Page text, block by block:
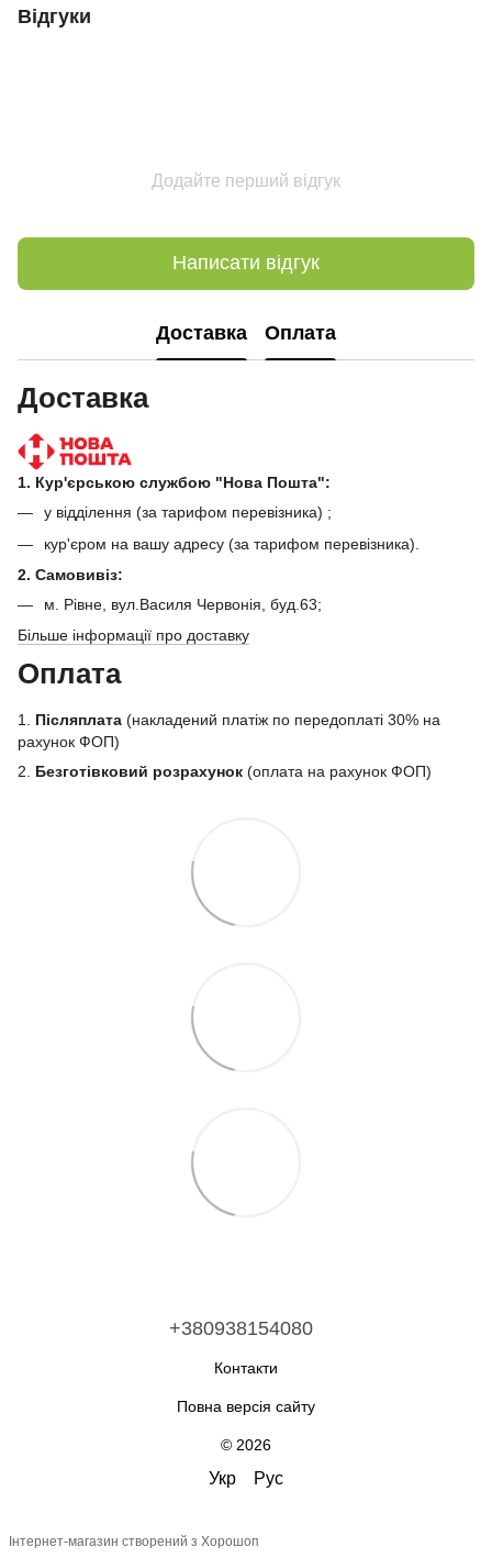
Відгуки
Додайте перший відгук
Написати відгук
Доставка Оплата
Доставка
1. Кур'єрською службою "Нова Пошта":
у відділення (за тарифом перевізника) ;
кур'єром на вашу адресу (за тарифом перевізника).
2. Самовивіз:
м. Рівне, вул.Василя Червонія, буд.63;
Більше інформації про доставку
Оплата
1. Післяплата (накладений платіж по передоплаті 30% на
рахунок ФОП)
2. Безготівковий розрахунок (оплата на рахунок ФОП)
+380938154080
Контакти
Повна версія сайту
© 2026
Укр Рус
Інтернет-магазин створений з Хорошоп